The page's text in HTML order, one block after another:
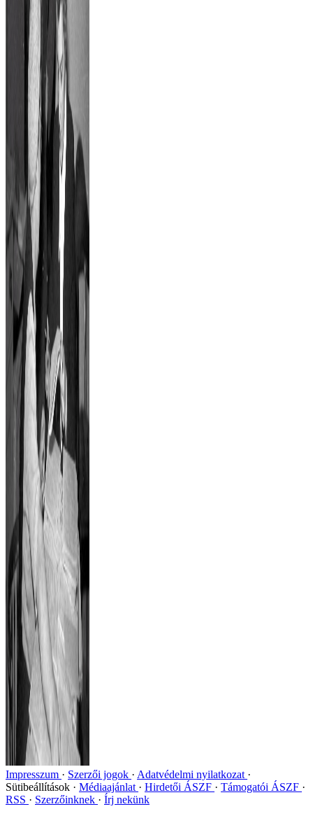
Impresszum Szerzői jogok
Adatvédelmi nyilatkozat
Sütibeállítások
Médiaajánlat Hirdetői ÁSZF
Támogatói ÁSZF
RSS
Szerzőinknek Írj nekünk